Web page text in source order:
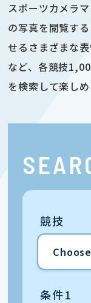
スポーツカメラ
の写真を閲覧す
せるさまざまな
など、各競技
を検索して楽し
競技
条件1